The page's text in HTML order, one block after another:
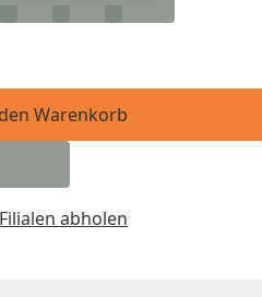
Warenkorb
abholen